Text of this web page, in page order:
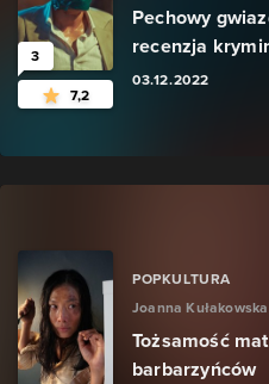
3
7,2
Pechowy
recenzja
03.12.2022
POPKULTURA
Joanna Kułakowska
Tożsamość
barbarzyńców